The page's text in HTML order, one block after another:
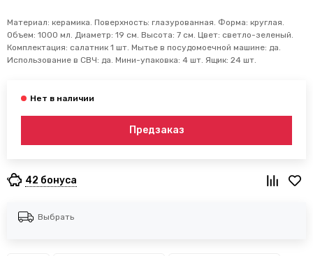
Материал: керамика. Поверхность: глазурованная. Форма: круглая.
Объем: 1000 мл. Диаметр: 19 см. Высота: 7 см. Цвет: светло-зеленый.
Комплектация: салатник 1 шт. Мытье в посудомоечной машине: да.
Использование в СВЧ: да. Мини-упаковка: 4 шт. Ящик: 24 шт.
Предзаказ
42 бонуса
Выбрать